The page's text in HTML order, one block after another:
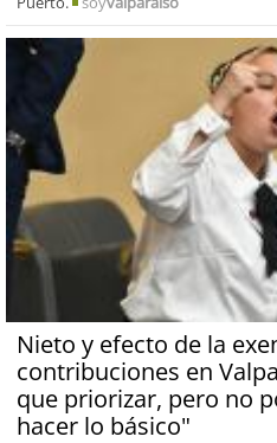
Nieto y efecto de la
contribuciones en
que priorizar, pero no
hacer lo básico"